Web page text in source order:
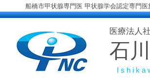
船橋市甲状腺専門医 甲状腺学会認定専門医
石
医療法人